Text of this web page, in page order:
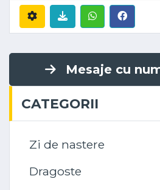
Mesaje cu
CATEGORII
Zi de nastere
Dragoste